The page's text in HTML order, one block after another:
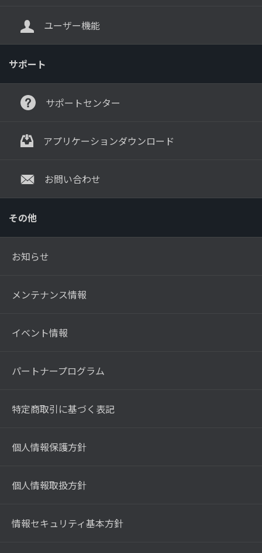
ユーザー機能
サポート
サポートセンター
アプリケーションダウンロード
お問い合わせ
その他
お知らせ
メンテナンス情報
イベント情報
パートナープログラム
特定商取引に基づく表記
個人情報保護方針
個人情報取扱方針
情報セキュリティ基本方針